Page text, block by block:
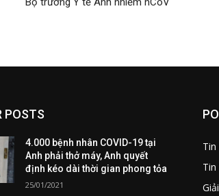
POSTS
4.000 bệnh nhân COVID-19 tại
Anh phải thở máy, Anh quyết
định kéo dài thời gian phong tỏa
25/01/2021
Tin